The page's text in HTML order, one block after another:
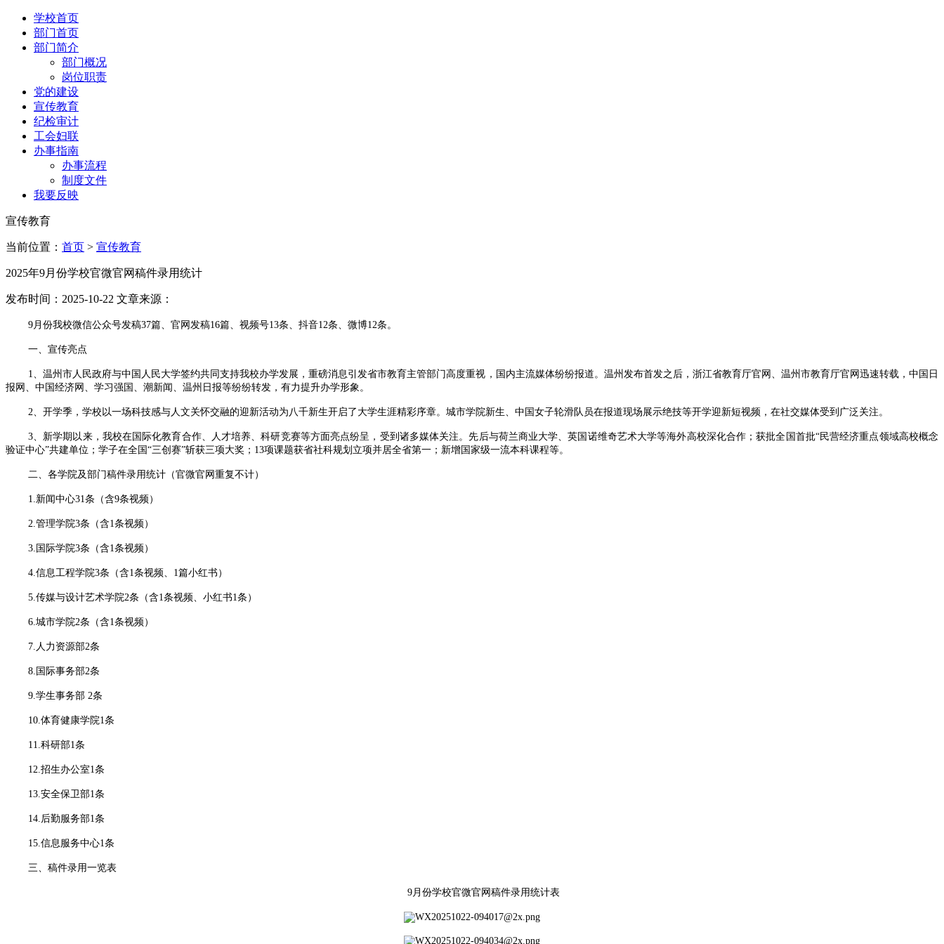
学校首页
部门首页
部门简介
部门概况
岗位职责
党的建设
宣传教育
纪检审计
工会妇联
办事指南
办事流程
制度文件
我要反映
宣传教育
当前位置： 首页 > 宣传教育
2025年9月份学校官微官网稿件录用统计
发布时间：2025-10-22 文章来源：
9月份我校微信公众号发稿37篇、官网发稿16篇、视频号13条、抖音12条、微博12条。
一、宣传亮点
1、温州市人民政府与中国人民大学签约共同支持我校办学发展，重磅消息引发省市教育主管部门高度重视，国内主流媒体纷纷报道。温州发布首发之后，浙江省教育厅官网、温州市教育厅官网迅速转载，中国日
报网、中国经济网、学习强国、潮新闻、温州日报等纷纷转发，有力提升办学形象。
2、开学季，学校以一场科技感与人文关怀交融的迎新活动为八千新生开启了大学生涯精彩序章。城市学院新生、中国女子轮滑队员在报道现场展示绝技等开学迎新短视频，在社交媒体受到广泛关注。
3、新学期以来，我校在国际化教育合作、人才培养、科研竞赛等方面亮点纷呈，受到诸多媒体关注。先后与荷兰商业大学、英国诺维奇艺术大学等海外高校深化合作；获批全国首批“民营经济重点领域高校概念
验证中心”共建单位；学子在全国“三创赛”斩获三项大奖；13项课题获省社科规划立项并居全省第一；新增国家级一流本科课程等。
二、各学院及部门稿件录用统计（官微官网重复不计）
1.新闻中心31条（含9条视频）
2.管理学院3条（含1条视频）
3.国际学院3条（含1条视频）
4.信息工程学院3条（含1条视频、1篇小红书）
5.传媒与设计艺术学院2条（含1条视频、小红书1条）
6.城市学院2条（含1条视频）
7.人力资源部2条
8.国际事务部2条
9.学生事务部 2条
10.体育健康学院1条
11.科研部1条
12.招生办公室1条
13.安全保卫部1条
14.后勤服务部1条
15.信息服务中心1条
三、稿件录用一览表
9月份学校官微官网稿件录用统计表